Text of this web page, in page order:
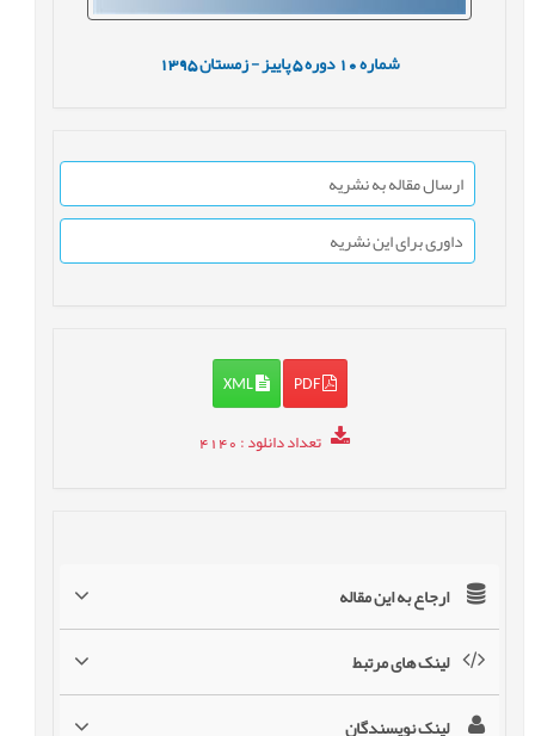
شماره10 دوره5 پاییز - زمستان1395
ارسال مقاله به نشریه
داوری برای این نشریه
PDF
XML
تعداد دانلود: 4140
ارجاع به این مقاله
لینک های مرتبط
لینک نویسندگان